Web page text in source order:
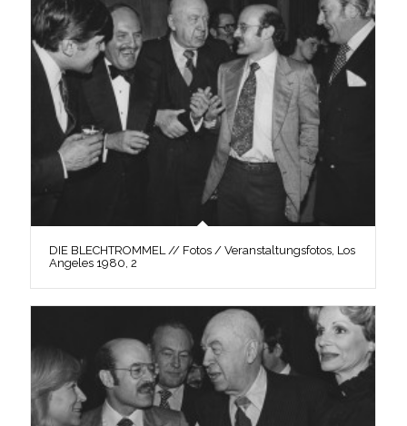
DIE BLECHTROMMEL // Fotos / Veranstaltungsfotos, Los
Angeles 1980, 2